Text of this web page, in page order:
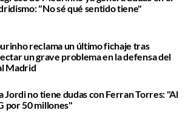
"No sé qué sentido tiene"
reclama un último fichaje tras
un grave problema en la defensa del
Madrid
Jordi no tiene dudas con Ferran Torres: "Al
por 50 millones"